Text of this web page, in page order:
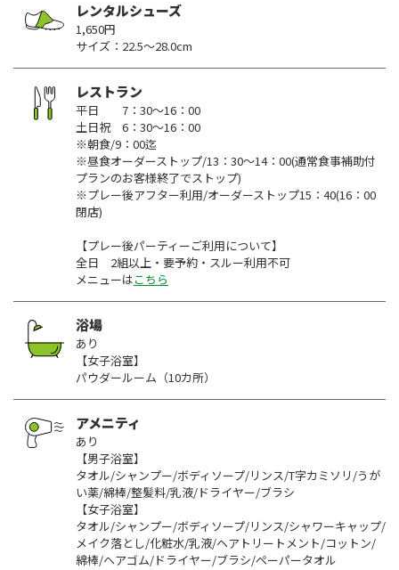
レンタルシューズ
1,650円
サイズ：22.5～28.0cm
レストラン
平日 7：30～16：00
土日祝 6：30～16：00
※朝食/9：00迄
※昼食オーダーストップ/13：30～14：00(通常食事補助付
プランのお客様終了でストップ)
※プレー後アフター利用/オーダーストップ15：40(16：00
閉店)
【プレー後パーティーご利用について】
全日 2組以上・要予約・スルー利用不可
メニューはこちら
浴場
あり
【女子浴室】
パウダールーム（10カ所）
アメニティ
あり
【男子浴室】
タオル/シャンプー/ボディソープ/リンス/T字カミソリ/うが
い薬/綿棒/整髪料/乳液/ドライヤー/ブラシ
【女子浴室】
タオル/シャンプー/ボディソープ/リンス/シャワーキャップ/
メイク落とし/化粧水/乳液/ヘアトリートメント/コットン/
綿棒/ヘアゴム/ドライヤー/ブラシ/ペーパータオル